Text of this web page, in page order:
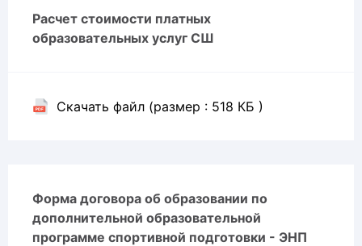
Расчет стоимости платных
образовательных услуг СШ
Скачать файл (размер : 518 КБ )
Форма договора об образовании по
дополнительной образовательной
программе спортивной подготовки - ЭНП